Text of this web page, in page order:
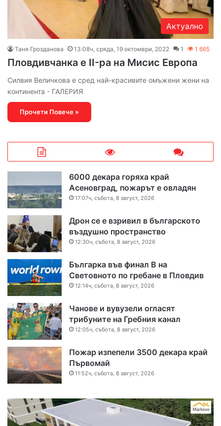
Актуално
Таня Грозданова 13:08ч, сряда, 19 октомври, 2022 1 1 665
Пловдивчанка е II-ра на Мисис Европа
Силвия Величкова е сред най-красивите омъжени жени на
континента - ГАЛЕРИЯ
Прочети Повече »
6000 декара горяха край
Асеновград, пожарът е овладян
17:07ч, събота, 8 август, 2026
Дрон се е взривил в българското
въздушно пространство
12:30ч, събота, 8 август, 2026
Българка във финал B на
Световното по гребане в Пловдив
12:14ч, събота, 8 август, 2026
Чанове и вувузели огласят
трибуните на Гребния канал
12:05ч, събота, 8 август, 2026
Пожар изпепели 3500 декара край
Първомай
11:52ч, събота, 8 август, 2026